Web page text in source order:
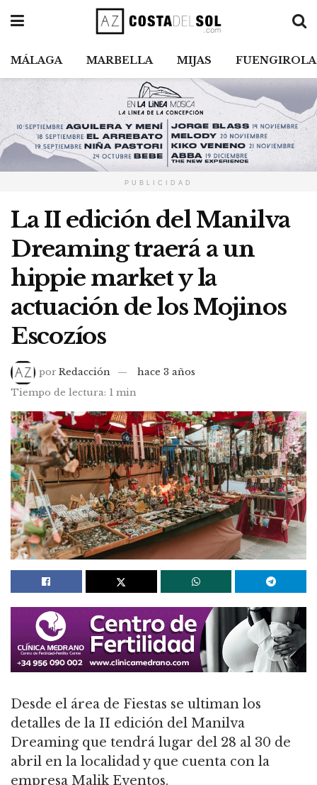
MÁLAGA MARBELLA MIJAS FUENGIROLA
PUBLICIDAD
La II edición del Manilva
Dreaming traerá a un
hippie market y la
actuación de los Mojinos
Escozíos
por Redacción
hace 3 años
Tiempo de lectura: 1 min
Desde el área de Fiestas se ultiman los
detalles de la II edición del Manilva
Dreaming que tendrá lugar del 28 al 30 de
abril en la localidad y que cuenta con la
empresa Malik Eventos.